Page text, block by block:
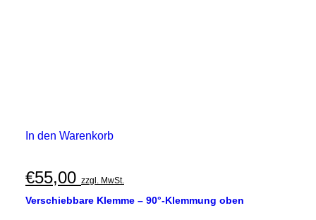
In den Warenkorb
€55,00 zzgl. MwSt.
Verschiebbare Klemme – 90°-Klemmung oben